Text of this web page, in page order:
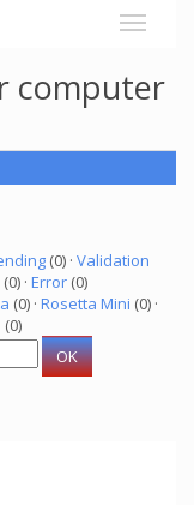
computer
(0) · Validation
(0) · Error (0)
(0) · Rosetta Mini (0) ·
(0)